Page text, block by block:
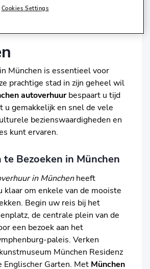
in
München is essentieel voor
prachtige stad in zijn geheel wil
autoverhuurbespaart u tijd
u gemakkelijk en snel de vele
bezienswaardigheden en
kunt ervaren.
Bezoeken in München
in Münchenheeft
klaar om enkele van de mooiste
Begin uw reis bij het
de centrale plein van de
een bezoek aan het
paleis. Verken
München Residenz
Englischer Garten. Met München
Cookies Settings